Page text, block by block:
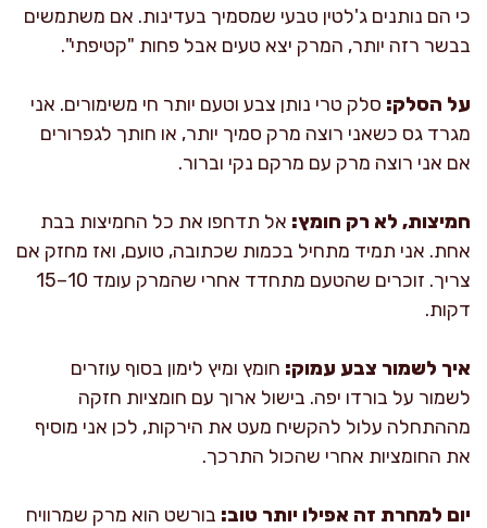
כי הם נותנים ג'לטין טבעי שמסמיך בעדינות. אם משתמשים
בבשר רזה יותר, המרק יצא טעים אבל פחות "קטיפתי".
על הסלק: סלק טרי נותן צבע וטעם יותר חי משימורים. אני
מגרד גס כשאני רוצה מרק סמיך יותר, או חותך לגפרורים
אם אני רוצה מרק עם מרקם נקי וברור.
חמיצות, לא רק חומץ: אל תדחפו את כל החמיצות בבת
אחת. אני תמיד מתחיל בכמות שכתובה, טועם, ואז מחזק אם
צריך. זוכרים שהטעם מתחדד אחרי שהמרק עומד 10–15
דקות.
איך לשמור צבע עמוק: חומץ ומיץ לימון בסוף עוזרים
לשמור על בורדו יפה. בישול ארוך עם חומציות חזקה
מההתחלה עלול להקשיח מעט את הירקות, לכן אני מוסיף
את החומציות אחרי שהכול התרכך.
יום למחרת זה אפילו יותר טוב: בורשט הוא מרק שמרוויח